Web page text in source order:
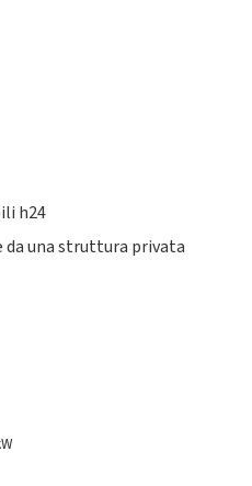
h24
da una struttura privata